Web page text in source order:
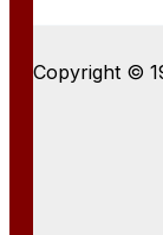
Copyright ©